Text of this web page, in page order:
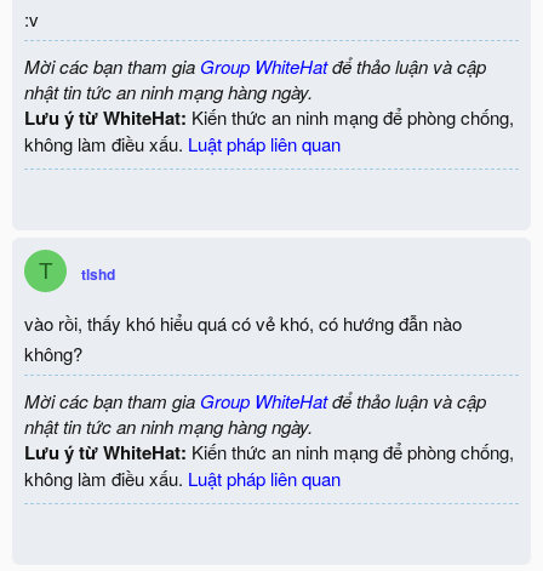
:v
Mời các bạn tham gia Group WhiteHatđể thảo luận và cập
nhật tin tức an ninh mạng hàng ngày.
Lưu ý từ WhiteHat: Kiến thức an ninh mạng để phòng chống,
không làm điều xấu. Luật pháp liên quan
T tlshd
vào rồi, thấy khó hiểu quá có vẻ khó, có hướng đẫn nào
không?
Mời các bạn tham gia Group WhiteHatđể thảo luận và cập
nhật tin tức an ninh mạng hàng ngày.
Lưu ý từ WhiteHat: Kiến thức an ninh mạng để phòng chống,
không làm điều xấu. Luật pháp liên quan